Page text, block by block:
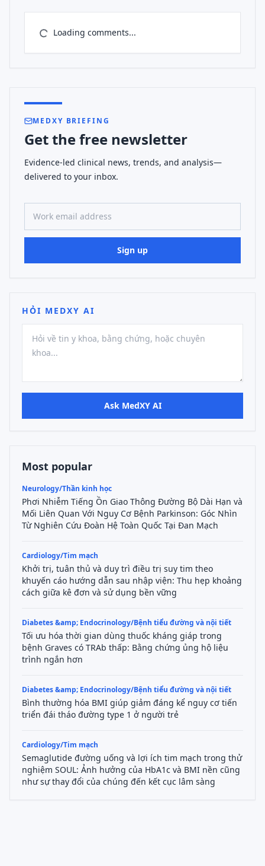
Loading comments...
MEDXY BRIEFING
Get the free newsletter
Evidence-led clinical news, trends, and analysis—
delivered to your inbox.
Work email address
Sign up
HỎI MEDXY AI
Ask MedXY AI
Most popular
Neurology/Thần kinh học
Phơi Nhiễm Tiếng Ồn Giao Thông Đường Bộ Dài Hạn và
Mối Liên Quan Với Nguy Cơ Bệnh Parkinson: Góc Nhìn
Từ Nghiên Cứu Đoàn Hệ Toàn Quốc Tại Đan Mạch
Cardiology/Tim mạch
Khởi trị, tuân thủ và duy trì điều trị suy tim theo
khuyến cáo hướng dẫn sau nhập viện: Thu hẹp khoảng
cách giữa kê đơn và sử dụng bền vững
Diabetes &amp; Endocrinology/Bệnh tiểu đường và nội tiết
Tối ưu hóa thời gian dùng thuốc kháng giáp trong
bệnh Graves có TRAb thấp: Bằng chứng ủng hộ liệu
trình ngắn hơn
Diabetes &amp; Endocrinology/Bệnh tiểu đường và nội tiết
Bình thường hóa BMI giúp giảm đáng kể nguy cơ tiến
triển đái tháo đường type 1 ở người trẻ
Cardiology/Tim mạch
Semaglutide đường uống và lợi ích tim mạch trong thử
nghiệm SOUL: Ảnh hưởng của HbA1c và BMI nền cũng
như sự thay đổi của chúng đến kết cục lâm sàng